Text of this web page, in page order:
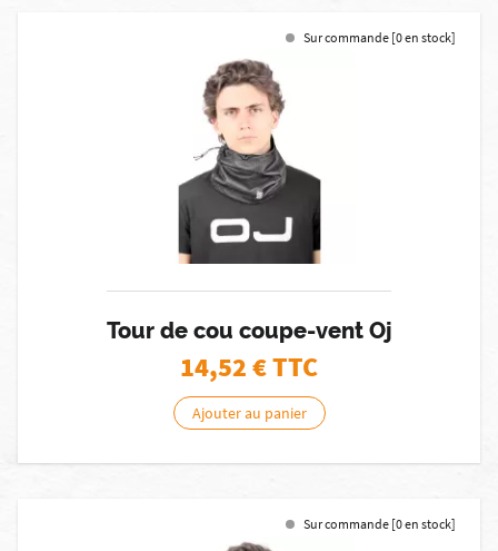
Sur commande [0 en stock]
Tour de cou coupe-vent Oj
14,52€ TTC
Ajouter au panier
Sur commande [0 en stock]